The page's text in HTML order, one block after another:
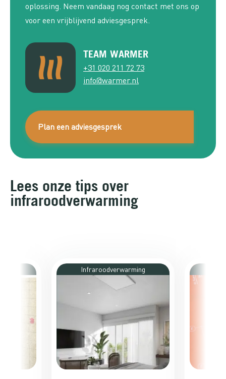
oplossing. Neem vandaag nog contact met ons op
voor een vrijblijvend adviesgesprek.
TEAM WARMER
+31 020 211 72 73
info@warmer.nl
Plan een adviesgesprek
Lees onze tips over
infraroodverwarming
Infraroodverwarming